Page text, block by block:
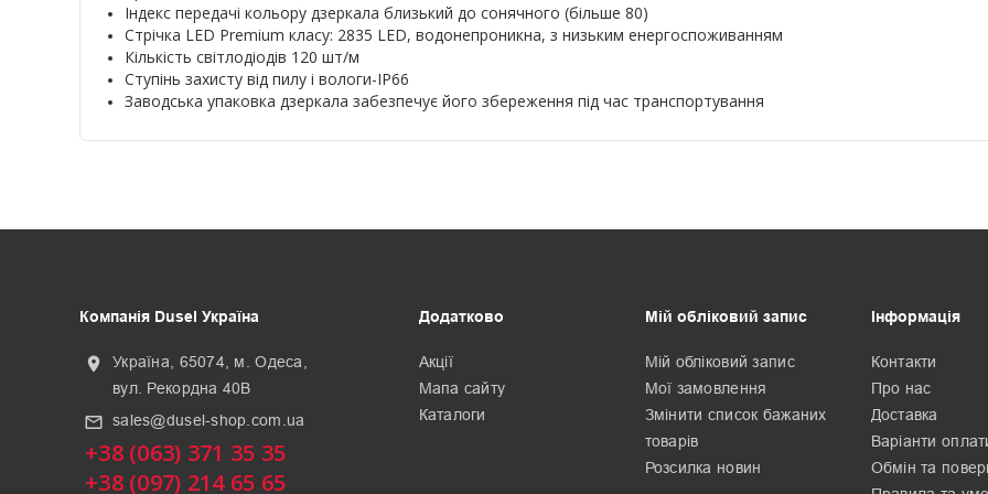
Індекс передачі кольору дзеркала близький до сонячного (більше 80)
Стрічка LED Premium класу: 2835 LED, водонепроникна, з низьким енергоспоживанням
Кількість світлодіодів 120 шт/м
Ступінь захисту від пилу і вологи-IP66
Заводська упаковка дзеркала забезпечує його збереження під час транспортування
Компанія Dusel Україна
location_on
Україна, 65074, м. Одеса,
вул. Рекордна 40В
mail_outline sales@dusel-shop.com.ua
+38 (063) 371 35 35
+38 (097) 214 65 65
Додатково
Акції
Мапа сайту
Каталоги
Мій обліковий запис
Мій обліковий запис
Мої замовлення
Змінити список бажаних
товарів
Розсилка новин
Інформація
Контакти
Про нас
Доставка
Варіанти
Обмін та